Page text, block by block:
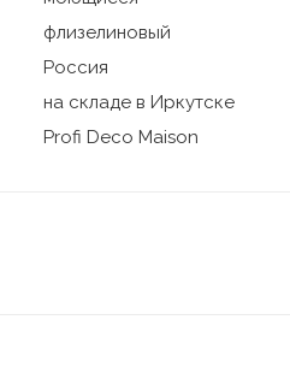
флизелиновый
Россия
на складе в Иркутске
Profi Deco Maison